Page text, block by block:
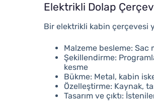
Elektrikli Dolap
Bir elektrikli kabin çerçevesi
Malzeme besleme:
Şekillendirme:
kesme
Bükme: Metal, kabin
Özelleştirme: Kaynak,
Tasarım ve çıktı: